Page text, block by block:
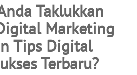
Taklukkan
Marketing
Tips Digital
Terbaru?